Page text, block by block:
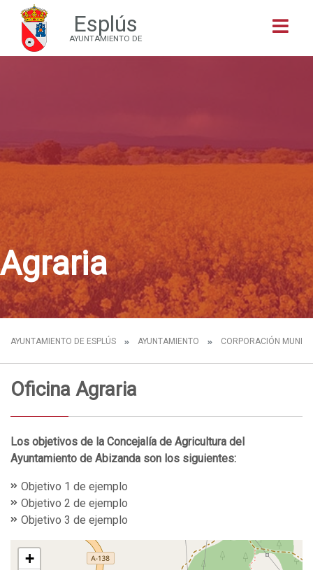
Esplús
AYUNTAMIENTO DE
Agraria
AYUNTAMIENTO DE ESPLÚS AYUNTAMIENTO CORPORACIÓN
Oficina Agraria
Los objetivos de la Concejalía de Agricultura del
Ayuntamiento de Abizanda son los siguientes:
Objetivo 1 de ejemplo
Objetivo 2 de ejemplo
Objetivo 3 de ejemplo
+